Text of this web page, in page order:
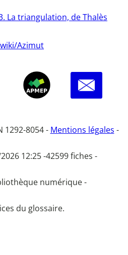
La triangulation, de Thalès
Azimut
1292-8054 - Mentions légales -
12:25 -42599 fiches -
numérique -
du glossaire.